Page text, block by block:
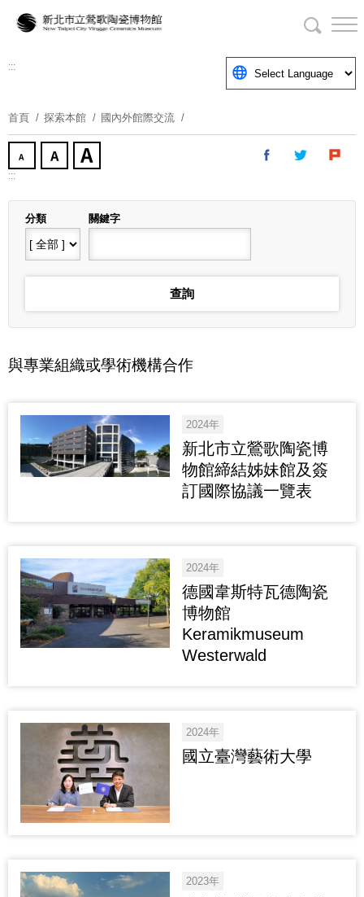
要
塊
:::
首頁 探索本館 國內外館際交流
:::
分類 關鍵字
與專業組織或學術機構合作
2024年
新北市立鶯歌陶瓷博
物館締結姊妹館及簽
訂國際協議一覽表
2024年
德國韋斯特瓦德陶瓷
博物館
Keramikmuseum
Westerwald
2024年
國立臺灣藝術大學
2023年